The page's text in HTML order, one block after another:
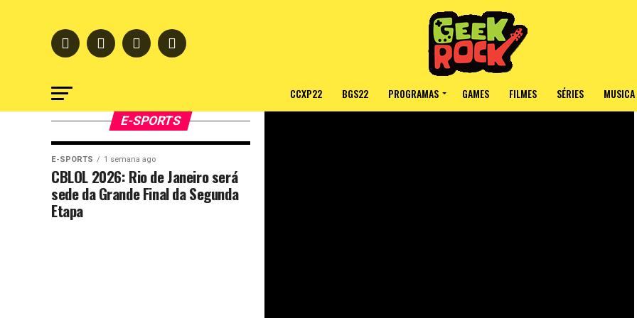
CCXP22 BGS22 PROGRAMAS GAMES FILMES SÉRIES MUSICA
E-SPORTS
E-SPORTS 1 semana ago
CBLOL 2026: Rio de Janeiro será
sede da Grande Final da Segunda
Etapa